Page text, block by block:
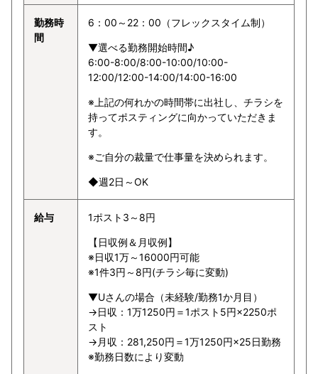
勤務時
間
6：00～22：00（フレックスタイム制）
▼選べる勤務開始時間♪
6:00-8:00/8:00-10:00/10:00-
12:00/12:00-14:00/14:00-16:00
※上記の何れかの時間帯に出社し、チラシを
持ってポスティングに向かっていただきま
す。
※ご自分の裁量で仕事量を決められます。
◆週2日～OK
給与 1ポスト3～8円
【日収例＆月収例】
※日収1万～16000円可能
※1件3円～8円(チラシ毎に変動)
▼Uさんの場合（未経験/勤務1か月目）
→日収：1万1250円＝1ポスト5円×2250ポ
スト
→月収：281,250円＝1万1250円×25日勤務
※勤務日数により変動